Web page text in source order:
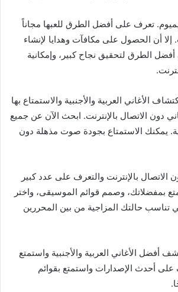
تعرف على أفضل الطرق للعبها مجاناً
إلا أن الحصول على مكافآت وهدايا لإنشاء
الطرق لتحقيق نجاح كبير، وإمكانية
الأغاني العربية والأجنبية والاستمتاع بها
دون الاتصال بالإنترنت. ابحث الآن عن جميع
يمكنك الاستمتاع بجودة صوت مذهلة دون
الاتصال بالإنترنت والتعرف على عدد كبير
بمفضلاتك، وصمم قوائم الموسيقى، واختر
تناسب حالتك المزاجية من بين المحررين
أفضل الأغاني العربية والأجنبية واستمتع
على أحدث الإصدارات واستمتع بقوائم